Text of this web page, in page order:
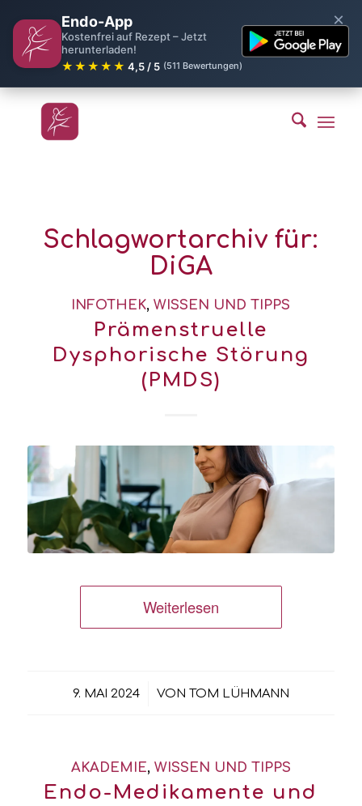
Endo-App
Kostenfrei auf Rezept – Jetzt
herunterladen!
★★★★★ 4,5 / 5 (511 Bewertungen)
×
Schlagwortarchiv für:
DiGA
INFOTHEK,WISSEN UND TIPPS
Prämenstruelle
Dysphorische Störung
(PMDS)
Weiterlesen
9. MAI 2024
/ VON TOM LÜHMANN
AKADEMIE, WISSEN UND TIPPS
Endo-Medikamente und